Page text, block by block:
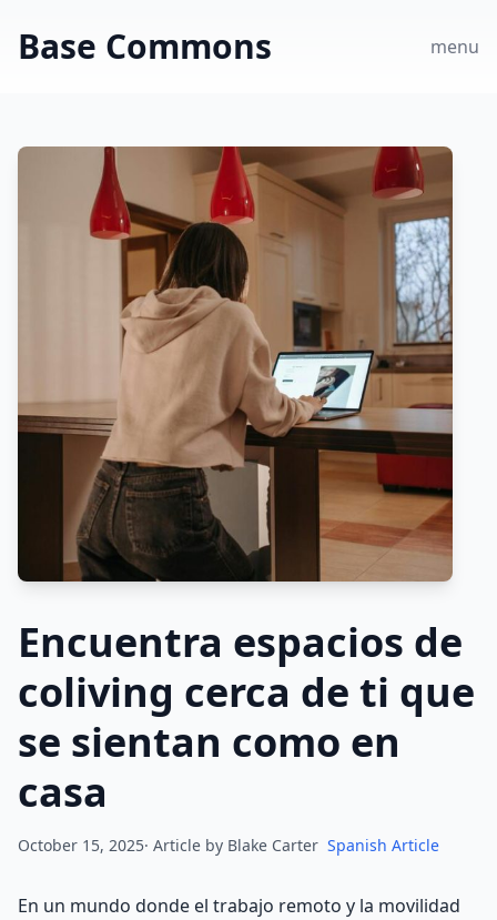
Base Commons menu
Encuentra espacios de
coliving cerca de ti que
se sientan como en
casa
October 15, 2025· Article by Blake Carter Spanish Article
En un mundo donde el trabajo remoto y la movilidad